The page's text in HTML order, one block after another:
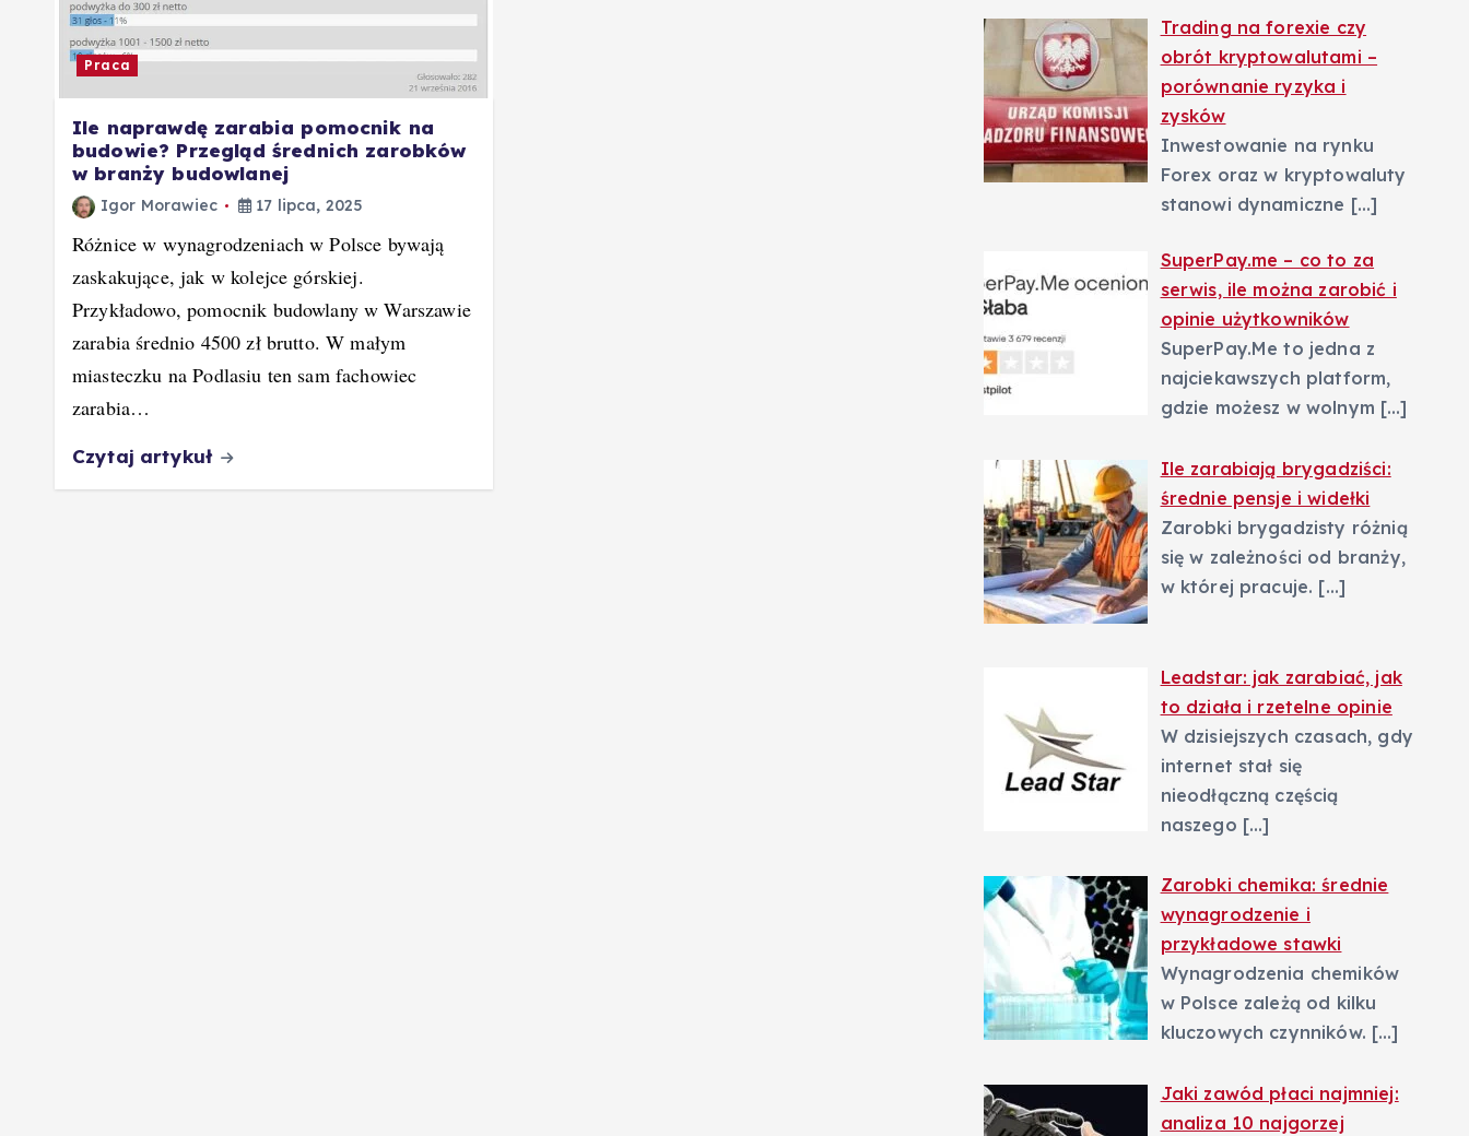
Praca
Ile naprawdę zarabia pomocnik na
budowie? Przegląd średnich zarobków
w branży budowlanej
Igor Morawiec 17 lipca, 2025
Różnice w wynagrodzeniach w Polsce bywają
zaskakujące, jak w kolejce górskiej.
Przykładowo, pomocnik budowlany w Warszawie
zarabia średnio 4500 zł brutto. W małym
miasteczku na Podlasiu ten sam fachowiec
zarabia…
Czytaj artykuł
Trading na forexie czy
obrót kryptowalutami –
porównanie ryzyka i
zysków
Inwestowanie na rynku
Forex oraz w kryptowaluty
stanowi dynamiczne […]
SuperPay.me – co to za
serwis, ile można zarobić i
opinie użytkowników
SuperPay.Me to jedna z
najciekawszych platform,
gdzie możesz w wolnym […]
Ile zarabiają brygadziści:
średnie pensje i widełki
Zarobki brygadzisty różnią
się w zależności od branży,
w której pracuje. […]
Leadstar: jak zarabiać, jak
to działa i rzetelne opinie
W dzisiejszych czasach, gdy
internet stał się
nieodłączną częścią
naszego […]
Zarobki chemika: średnie
wynagrodzenie i
przykładowe stawki
Wynagrodzenia chemików
w Polsce zależą od kilku
kluczowych czynników. […]
Jaki zawód płaci najmniej:
analiza 10 najgorzej